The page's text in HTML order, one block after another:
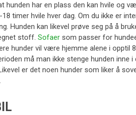
hunden har en plass den kan hvile og
timer hvile hver dag. Om du ikke er
Hunden kan likevel prøve seg på å
stoff.Sofaer som passer for
hunder vil være hjemme alene i opptil
må man ikke stenge hunden
er det noen hunder som liker å